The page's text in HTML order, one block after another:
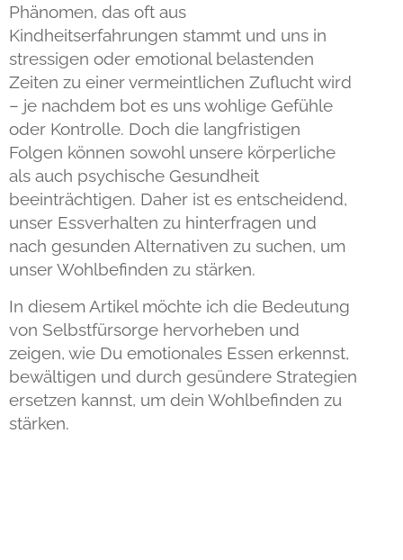
Phänomen, das oft aus
Kindheitserfahrungen stammt und uns in
stressigen oder emotional belastenden
Zeiten zu einer vermeintlichen Zuflucht wird
– je nachdem bot es uns wohlige Gefühle
oder Kontrolle. Doch die langfristigen
Folgen können sowohl unsere körperliche
als auch psychische Gesundheit
beeinträchtigen. Daher ist es entscheidend,
unser Essverhalten zu hinterfragen und
nach gesunden Alternativen zu suchen, um
unser Wohlbefinden zu stärken.
In diesem Artikel möchte ich die Bedeutung
von Selbstfürsorge hervorheben und
zeigen, wie Du emotionales Essen erkennst,
bewältigen und durch gesündere Strategien
ersetzen kannst, um dein Wohlbefinden zu
stärken.